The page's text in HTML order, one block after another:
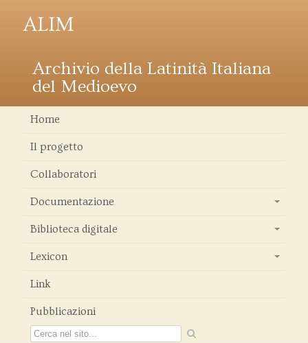
ALIM
Archivio della Latinità Italiana
del Medioevo
Home
Il progetto
Collaboratori
Documentazione
Biblioteca digitale
Lexicon
Link
Pubblicazioni